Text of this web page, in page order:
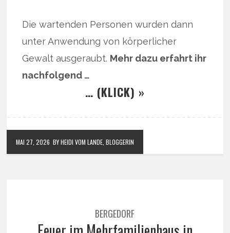
Die wartenden Personen wurden dann
unter Anwendung von körperlicher
Gewalt ausgeraubt. Mehr dazu erfahrt ihr
nachfolgend …
… (KLICK) »
MAI 27, 2026 BY HEIDI VOM LANDE, BLOGGERIN
BERGEDORF